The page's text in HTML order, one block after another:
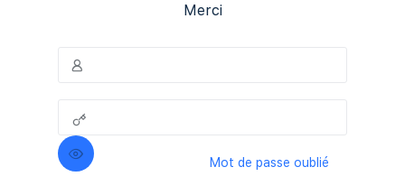
Merci
Mot de passe oublié